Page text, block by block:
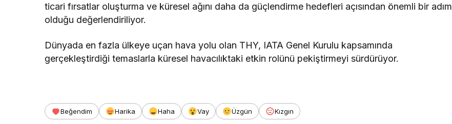
ticari fırsatlar oluşturma ve küresel ağını daha da güçlendirme hedefleri açısından önemli bir adım
olduğu değerlendiriliyor.
Dünyada en fazla ülkeye uçan hava yolu olan THY, IATA Genel Kurulu kapsamında
gerçekleştirdiği temaslarla küresel havacılıktaki etkin rolünü pekiştirmeyi sürdürüyor.
Beğendim Harika Haha Vay Üzgün Kızgın